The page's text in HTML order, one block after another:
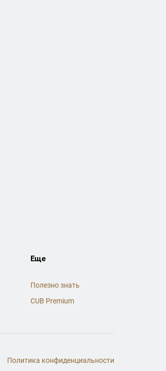
Еще
Полезно знать
CUB Premium
Политика конфиденциальности